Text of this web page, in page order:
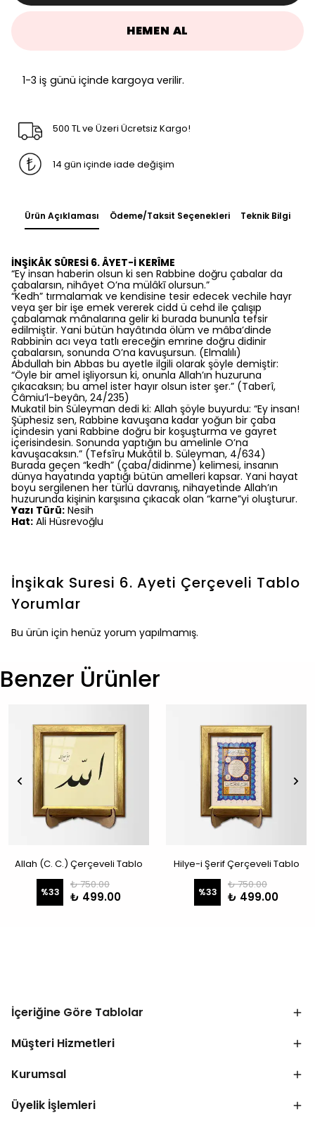
HEMEN AL
1-3 iş günü içinde kargoya verilir.
500 TL ve Üzeri Ücretsiz Kargo!
14 gün içinde iade değişim
Ürün Açıklaması Ödeme/Taksit Seçenekleri Teknik Bilgi
İNŞİKÂK SÛRESİ 6. ÂYET-İ KERÎME
“Ey insan haberin olsun ki sen Rabbine doğru çabalar da
çabalarsın, nihâyet O’na mülâkī olursun.”
“Kedh” tırmalamak ve kendisine tesir edecek vechile hayr
veya şer bir işe emek vererek cidd ü cehd ile çalışıp
çabalamak mânalarına gelir ki burada bununla tefsir
edilmiştir. Yani bütün hayâtında ölüm ve mâba’dinde
Rabbinin acı veya tatlı ereceğin emrine doğru didinir
çabalarsın, sonunda O’na kavuşursun. (Elmalılı)
Abdullah bin Abbas bu ayetle ilgili olarak şöyle demiştir:
“Öyle bir amel işliyorsun ki, onunla Allah’ın huzuruna
çıkacaksın; bu amel ister hayır olsun ister şer.” (Taberî,
Câmiu’l-beyân, 24/235)
Mukatil bin Süleyman dedi ki: Allah şöyle buyurdu: “Ey insan!
Şüphesiz sen, Rabbine kavuşana kadar yoğun bir çaba
içindesin yani Rabbine doğru bir koşuşturma ve gayret
içerisindesin. Sonunda yaptığın bu amelinle O’na
kavuşacaksın.” (Tefsîru Mukâtil b. Süleyman, 4/634)
Burada geçen “kedh” (çaba/didinme) kelimesi, insanın
dünya hayatında yaptığı bütün amelleri kapsar. Yani hayat
boyu sergilenen her türlü davranış, nihayetinde Allah’ın
huzurunda kişinin karşısına çıkacak olan “karne”yi oluşturur.
Yazı Türü: Nesih
Hat: Ali Hüsrevoğlu
İnşikak Suresi 6. Ayeti Çerçeveli Tablo
Yorumlar
Bu ürün için henüz yorum yapılmamış.
Benzer Ürünler
Allah (C. C.) Çerçeveli Tablo
%33
₺ 750.00
₺ 499.00
Hilye-i Şerif Çerçeveli Tablo
%33
₺ 750.00
₺ 499.00
İçeriğine Göre Tablolar
Müşteri Hizmetleri
Kurumsal
Üyelik İşlemleri